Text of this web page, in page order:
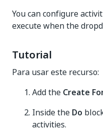
You can configure
execute when the
Tutorial
Para usar este recurso:
Add the Create
Inside the Do
activities.